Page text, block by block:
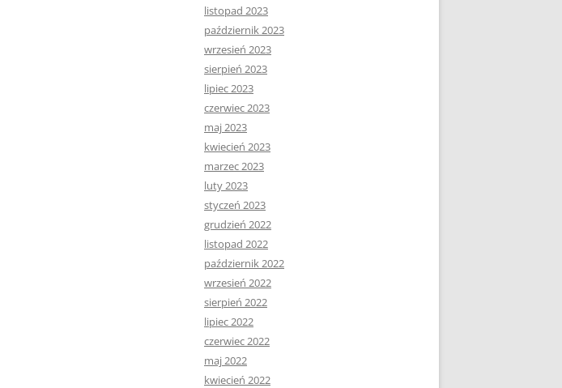
listopad 2023
październik 2023
wrzesień 2023
sierpień 2023
lipiec 2023
czerwiec 2023
maj 2023
kwiecień 2023
marzec 2023
luty 2023
styczeń 2023
grudzień 2022
listopad 2022
październik 2022
wrzesień 2022
sierpień 2022
lipiec 2022
czerwiec 2022
maj 2022
kwiecień 2022